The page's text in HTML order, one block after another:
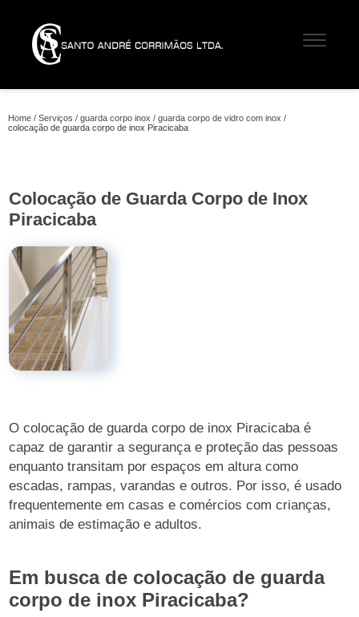
Home Serviços guarda corpo inox
guarda corpo de vidro com inox
colocação de guarda corpo de inox Piracicaba
Colocação de Guarda Corpo de Inox
Piracicaba
O colocação de guarda corpo de inox Piracicaba é
capaz de garantir a segurança e proteção das pessoas
enquanto transitam por espaços em altura como
escadas, rampas, varandas e outros. Por isso, é usado
frequentemente em casas e comércios com crianças,
animais de estimação e adultos.
Em busca de colocação de guarda
corpo de inox Piracicaba?